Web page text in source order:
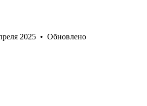
2025 • Обновлено